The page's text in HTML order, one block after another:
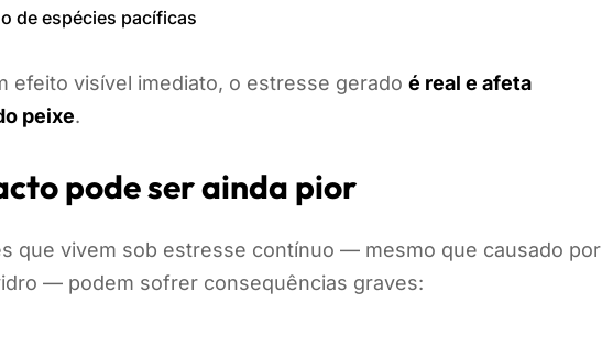
de espécies pacíficas
efeito visível imediato, o estresse gerado é real e afeta
peixe.
pode ser ainda pior
que vivem sob estresse contínuo — mesmo que causado por
— podem sofrer consequências graves: